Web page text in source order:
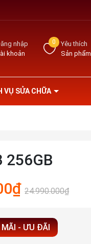
nhập
khoản
0
Yêu thích
Sản phẩm
VỤ SỬA CHỮA
256GB
24.990.000₫
- ƯU ĐÃI